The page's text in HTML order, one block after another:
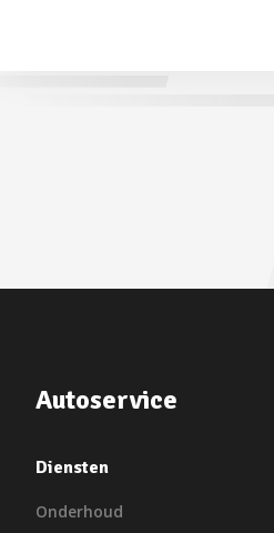
Autoservice
Diensten
Onderhoud